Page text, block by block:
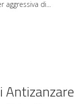
aggressiva di
Antizanzare